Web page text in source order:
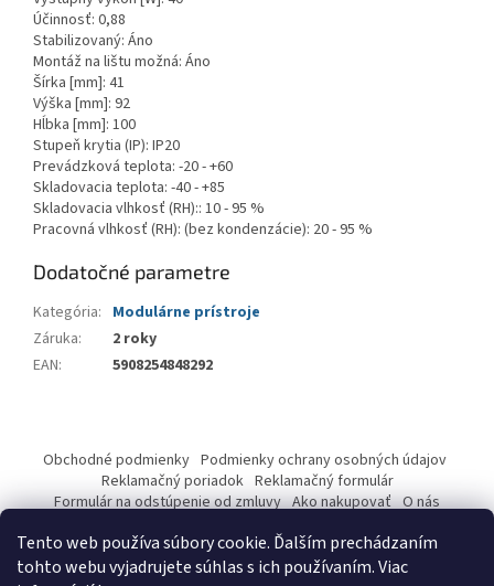
Tento web používa súbory cookie. Ďalším prechádzaním
tohto webu vyjadrujete súhlas s ich používaním. Viac
Účinnosť: 0,88
Stabilizovaný: Áno
Montáž na lištu možná: Áno
Šírka [mm]: 41
Výška [mm]: 92
Hĺbka [mm]: 100
Stupeň krytia (IP): IP20
Prevádzková teplota: -20 - +60
Skladovacia teplota: -40 - +85
Skladovacia vlhkosť (RH):: 10 - 95 %
Pracovná vlhkosť (RH): (bez kondenzácie): 20 - 95 %
Dodatočné parametre
Kategória: Modulárne prístroje
Záruka:
2 roky
EAN: 5908254848292
ä
Obchodné podmienky Podmienky ochrany osobných údajov
Reklamačný poriadok Reklamačný formulár
Formulár na odstúpenie od zmluvy Ako nakupovať O nás